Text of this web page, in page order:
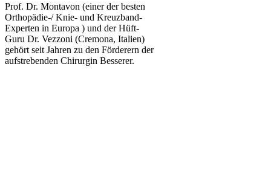
Prof. Dr. Montavon (einer der besten
Orthopädie-/ Knie- und Kreuzband-
Experten in Europa ) und der Hüft-
Guru Dr. Vezzoni (Cremona, Italien)
gehört seit Jahren zu den Förderern der
aufstrebenden Chirurgin Besserer.